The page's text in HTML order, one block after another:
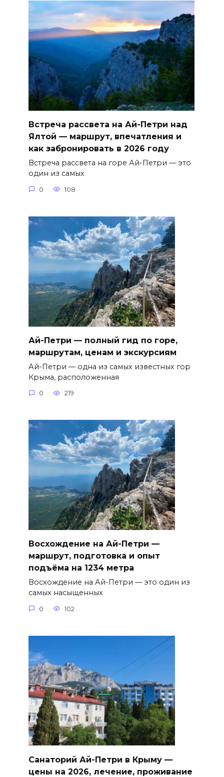
Встреча рассвета на Ай-Петри над
Ялтой — маршрут, впечатления и
как забронировать в 2026 году
Встреча рассвета на горе Ай-Петри — это
один из самых
0 108
Ай-Петри — полный гид по горе,
маршрутам, ценам и экскурсиям
Ай-Петри — одна из самых известных гор
Крыма, расположенная
0 219
Восхождение на Ай-Петри —
маршрут, подготовка и опыт
подъёма на 1234 метра
Восхождение на Ай-Петри — это один из
самых насыщенных
0 102
Санаторий Ай-Петри в Крыму —
цены на 2026, лечение, проживание